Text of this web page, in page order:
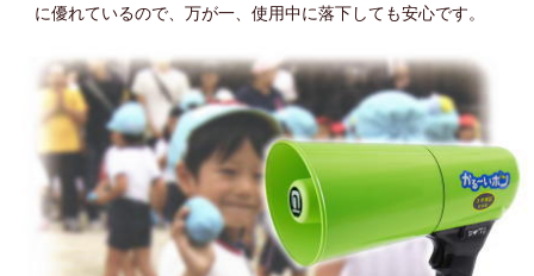
に優れているので、万が一、使用中に落下しても安心です。